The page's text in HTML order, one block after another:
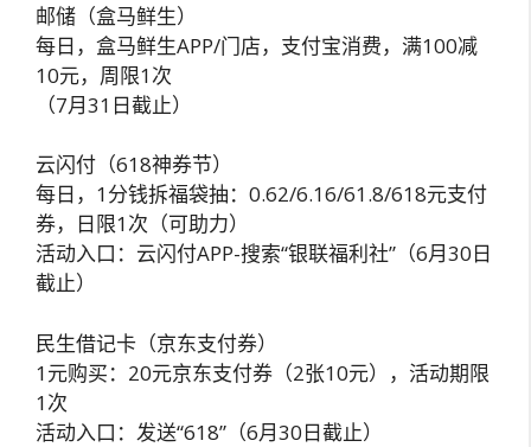
邮储（盒马鲜生）
每日，盒马鲜生APP/门店，支付宝消费，满100减
10元，周限1次
（7月31日截止）
云闪付（618神券节）
每日，1分钱拆福袋抽：0.62/6.16/61.8/618元支付
券，日限1次（可助力）
活动入口：云闪付APP-搜索“银联福利社”（6月30日
截止）
民生借记卡（京东支付券）
1元购买：20元京东支付券（2张10元），活动期限
1次
活动入口：发送“618”（6月30日截止）